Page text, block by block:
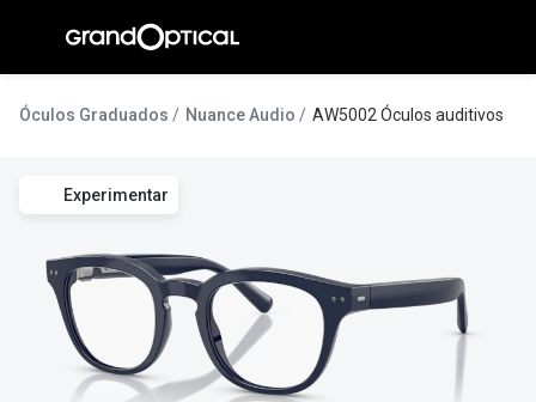
conteúdo
A
Pedro
Marta
Luís
Óculos Graduados Nuance Audio AW5002 Óculos auditivos
Experimentar